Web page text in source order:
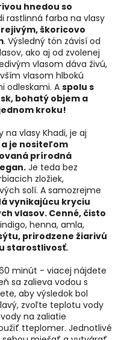
hnedou so
rastlinná farba na vlasy
škoricovo
. Výsledný tón závisí od
ako aj od zvolenej
vlasom dáva živú,
vlasom hlbokú
odleskami. A spolu s
bohatý objem a
kroku!
na vlasy Khadi, je aj
a je nositeľom
prírodná
Je teda bez
zložiek,
solí. A samozrejme
vynikajúcu kryciu
vlasov. Cenné, čisto
henna, amla,
prirodzene žiarivú
starostlivosť.
minút - viacej nájdete
sa zalieva vodou s
aby výsledok bol
zvoľte teplotu vody
na zaliatie
tteplomer. Jednotlivé